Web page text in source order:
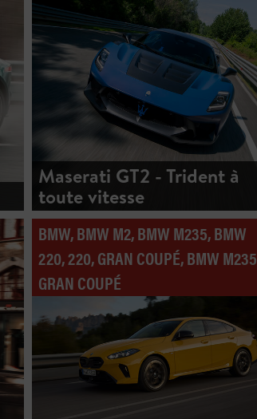
Maserati GT2 - Trident à
toute vitesse
BMW, BMW M2, BMW M235, BMW
220, 220, GRAN COUPÉ, BMW M235
GRAN COUPÉ